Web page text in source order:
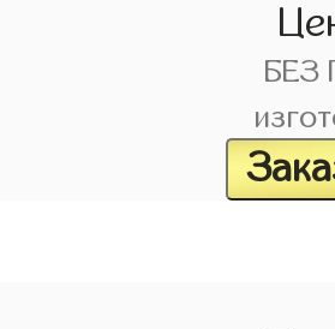
БЕЗ